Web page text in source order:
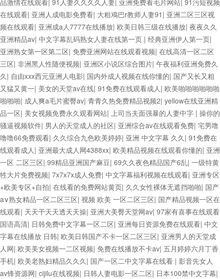
品激情在线观看| 91人妻久久久久人妻| 亚洲免费看毛片网站| 91污短视频
在线观看| 亚洲人成电影免费看| 大粗鳮巴r教师人妻91 | 亚洲二区三区视
频在线观看| 亚洲成a人7777在线播放| 欧美日韩三级在线播放| 夜夜久久
亚洲精品av| 中文字幕乱码熟女人妻在线第一页 | 经典亚洲伊人第一页|
亚洲熟女第一区第二区| 免费亚洲网站在线观看视频| 在线高清一区二区
三区| 非洲黑人性随便视频| 亚洲区小说区综合图片| 午夜福利亚洲免费久
久| 自由xxx西元亚洲人电影| 国内外成人视频在线你懂的| 国产又长又粗
又猛又黄一| 美女的天堂av在线| 91免费在线观看成人| 欧美啪啪啪啪啪啪
啪啪啪| 成人爽a毛片蜜臀av| 青青久热免费精品视频2| yellow在线亚洲精
品一区| 美女视频免费永久观看网站| 上司当夫面强暴的人妻中字 | 操你的
骚逼视频软件| 男人的天堂成人的社区| 亚洲综合av在线观看免费| 宅男噜
噜噜66免费观看| 久久综合九色欧美婷婷| 亚洲 中文字幕 久久| 91免费在
线观看成人| 亚洲最大成人网4388xx| 欧美精品视频在线观看你懂的| 亚洲
一区 二区三区| 99精品亚洲国产麻豆| 69久久夜色精品国产6乱| 一级特黄
牲大片免费视频| 7x7x7x成人免费| 中文字幕福利视频在线观看| 亚洲专区
+欧美专区+自拍| 在线看的免费网站黄页| 久久女性裸体无遮挡啪啪| 国产
a∨熟女精品一区二区三区| 视频 欧美 一区二区三区| 国产精品视频一区在
线观看| 天天干天天透天天操| 亚洲大美臀天堂网av| 97家有喜事在线观看
国语高清| 日韩免费中文字幕一区二区| 亚洲每日资源免费在线观看| 中文
字幕在线播放 日韩| 欧美日韩国产不卡一区二区三区| 亚洲男人的天堂成
人网| 欧美美女视频一二区视频| 免费在线播放不卡av| 五月婷婷六月丁香
手机| 欧美老熟妇精品久久久| 国产一区二中文字幕在线看 | 影音先女人
av锋资源网| cijilu在线视频| 日韩人妻电影一区二区| 日本100禁中文字幕|